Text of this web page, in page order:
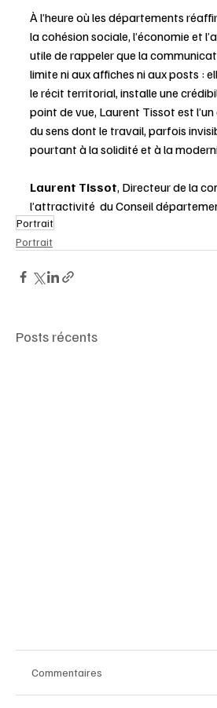
À l’heure où les départements
la cohésion sociale, l’économie et
utile de rappeler que la
limite ni aux affiches ni aux posts :
le récit territorial, installe une
point de vue, Laurent Tissot est l’un
du sens dont le travail, parfois
pourtant à la solidité et à la
Laurent Tissot, Directeur de la
l’attractivité  du Conseil
Portrait
Portrait
Posts récents
Commentaires